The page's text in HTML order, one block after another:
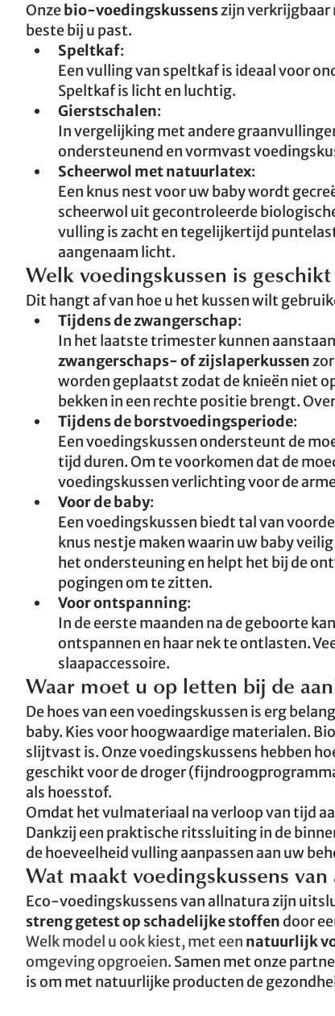
Onzebio-voedingskussenszijn verkrijgbaar
beste bij u past.
Speltkaf:
Een vulling van speltkaf is ideaal voor
Speltkaf is licht en luchtig.
Gierstschalen:
In vergelijking met andere
ondersteunend en vormvast
Scheerwol met natuurlatex:
Een knus nest voor uw baby wordt
scheerwol uit gecontroleerde
vulling is zacht en tegelijkertijd
aangenaam licht.
Welk voedingskussen is
Dit hangt af van hoe u het kussen wilt
Tijdens de zwangerschap:
In het laatste trimester kunnen
zwangerschaps- of zijslaperkussen
worden geplaatst zodat de knieën niet
bekken in een rechte positie brengt.
Tijdens de borstvoedingsperiode:
Een voedingskussen ondersteunt de
tijd duren. Om te voorkomen dat de
voedingskussen verlichting voor de
Voor de baby:
Een voedingskussen biedt tal van
knus nestje maken waarin uw baby
het ondersteuning en helpt het bij de
pogingen om te zitten.
Voor ontspanning:
In de eerste maanden na de geboorte
ontspannen en haar nek te ontlasten.
slaapaccessoire.
Waar moet u op letten bij de
De hoes van een voedingskussen is erg
baby. Kies voor hoogwaardige materialen.
slijtvast is. Onze voedingskussens hebben
geschikt voor de droger
als hoesstof.
Omdat het vulmateriaal na verloop van tijd
Dankzij een praktische ritssluiting in de
de hoeveelheid vulling aanpassen aan uw
Wat maakt voedingskussens
Eco-voedingskussens van allnatura zijn
streng getest op schadelijke stoffendoor
Welk model u ook kiest, met een natuurlijk
omgeving opgroeien. Samen met onze
is om met natuurlijke producten de